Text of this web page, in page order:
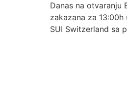
Danas na otvaranju
zakazana za
SUI Switzerland sa